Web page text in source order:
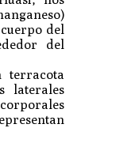
del
del
terracota
laterales